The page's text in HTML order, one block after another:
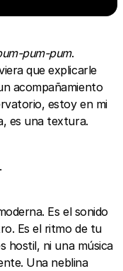
pum-pum.
que explicarle
acompañamiento
estoy en mi
es una textura.
Es el sonido
Es el ritmo de tu
hostil, ni una música
Una neblina